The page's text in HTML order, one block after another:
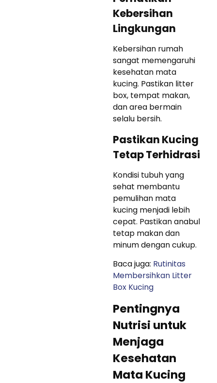
Kebersihan
Lingkungan
Kebersihan rumah
sangat memengaruhi
kesehatan mata
kucing. Pastikan litter
box, tempat makan,
dan area bermain
selalu bersih.
Pastikan Kucing
Tetap Terhidrasi
Kondisi tubuh yang
sehat membantu
pemulihan mata
kucing menjadi lebih
cepat. Pastikan anabul
tetap makan dan
minum dengan cukup.
Baca juga: Rutinitas
Membersihkan Litter
Box Kucing
Pentingnya
Nutrisi untuk
Menjaga
Kesehatan
Mata Kucing